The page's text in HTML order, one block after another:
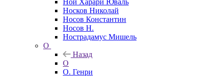
Ной Харари Юваль
Носков Николай
Носов Константин
Носов Н.
Нострадамус Мишель
О
Назад
О
О. Генри